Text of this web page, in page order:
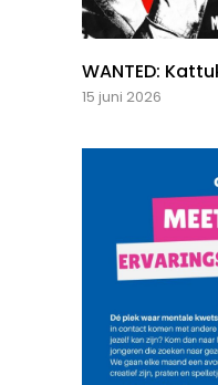
WANTED:
15 juni 2026